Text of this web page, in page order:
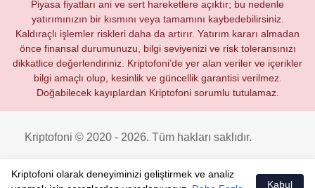
Piyasa fiyatları ani ve sert hareketlere açıktır; bu nedenle
yatırımınızın bir kısmını veya tamamını kaybedebilirsiniz.
Kaldıraçlı işlemler riskleri daha da artırır. Yatırım kararı almadan
önce finansal durumunuzu, bilgi seviyenizi ve risk toleransınızı
dikkatlice değerlendiriniz. Kriptofoni’de yer alan veriler ve içerikler
bilgi amaçlı olup, kesinlik ve güncellik garantisi verilmez.
Doğabilecek kayıplardan Kriptofoni sorumlu tutulamaz.
Kriptofoni © 2020 - 2026. Tüm hakları saklıdır.
Kriptofoni olarak deneyiminizi geliştirmek ve analiz
Kabul